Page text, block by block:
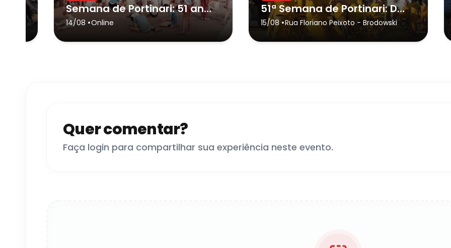
Semana de Portinari: 51 anos de Memórias
14/08 •Online
51ª Semana de Portinari: Desfile “Brodowski, Entre Cores e Memórias”
15/08 •Rua Floriano Peixoto - Brodowski
Quer comentar?
Faça login para compartilhar sua experiência neste evento.